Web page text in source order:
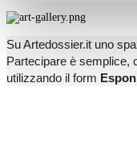
Su Artedossier.it uno
Partecipare è semplice,
utilizzando il form